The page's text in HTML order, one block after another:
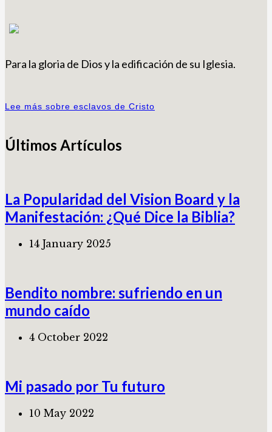
Para la gloria de Dios y la edificación de su Iglesia.
Lee más sobre esclavos de Cristo
Últimos Artículos
La Popularidad del Vision Board y la
Manifestación: ¿Qué Dice la Biblia?
14 January 2025
Bendito nombre: sufriendo en un
mundo caído
4 October 2022
Mi pasado por Tu futuro
10 May 2022